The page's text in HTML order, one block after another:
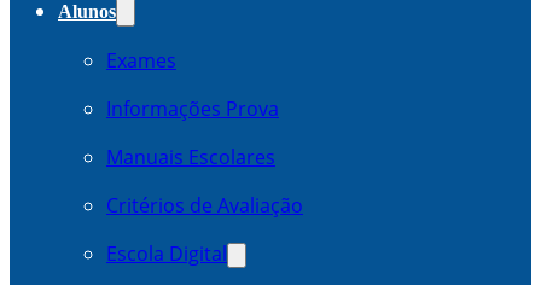
Alunos
Exames
Informações Prova
Manuais Escolares
Critérios de Avaliação
Escola Digital